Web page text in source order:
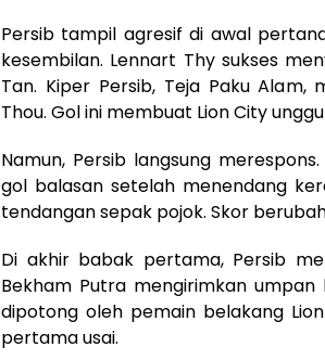
Persib tampil agresif di awal
kesembilan. Lennart Thy sukses
Tan. Kiper Persib, Teja Paku
Thou. Gol ini membuat Lion City
Namun, Persib langsung
gol balasan setelah menendang
tendangan sepak pojok. Skor berubah
Di akhir babak pertama, Persib
Bekham Putra mengirimkan
dipotong oleh pemain belakang
pertama usai.